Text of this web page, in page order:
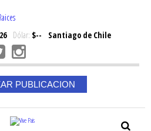
Dólar: $--
Santiago de Chile
PUBLICACION